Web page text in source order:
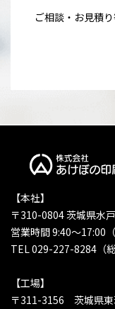
ご相談・お見積
【本社】
〒310-0804 茨城県水
営業時間 9:40〜17:00
TEL 029-227-8284（総
【工場】
〒311-3156 茨城県東